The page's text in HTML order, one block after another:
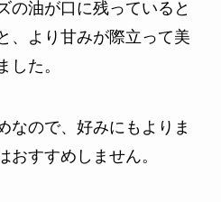
の油が口に残っていると
、より甘みが際立って美
した。
なので、好みにもよりま
おすすめしません。